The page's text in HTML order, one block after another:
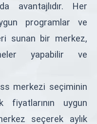
avantajlıdır. Her
programlar ve
sunan bir merkez,
yapabilir ve
merkezi seçiminin
fiyatlarının uygun
seçerek aylık